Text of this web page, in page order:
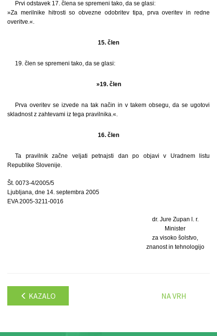
Prvi odstavek 17. člena se spremeni tako, da se glasi:
»Za merilnike hitrosti so obvezne odobritev tipa, prva overitev in redne
overitve.«.
15. člen
19. člen se spremeni tako, da se glasi:
»19. člen
Prva overitev se izvede na tak način in v takem obsegu, da se ugotovi
skladnost z zahtevami iz tega pravilnika.«.
16. člen
Ta pravilnik začne veljati petnajsti dan po objavi v Uradnem listu
Republike Slovenije.
Št. 0073-4/2005/5
Ljubljana, dne 14. septembra 2005
EVA 2005-3211-0016
dr. Jure Zupan l. r.
Minister
za visoko šolstvo,
znanost in tehnologijo
KAZALO NA VRH